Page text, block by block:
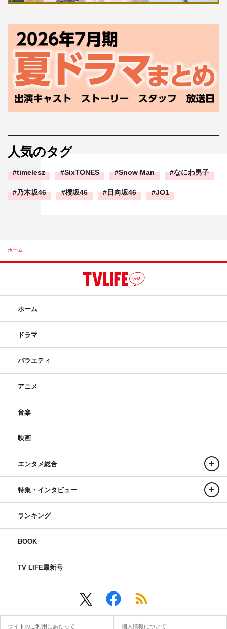
人気のタグ
timelesz SixTONES Snow Man なにわ男子
乃木坂46 櫻坂46 日向坂46 JO1
ホーム
ホーム
ドラマ
バラエティ
アニメ
音楽
映画
エンタメ総合
特集・インタビュー
ランキング
BOOK
TV LIFE最新号
サイトのご利用にあたって 個人情報について